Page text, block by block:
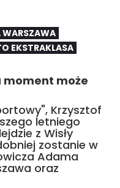
WARSZAWA
EKSTRAKLASA
moment może
Krzysztof
letniego
z Wisły
zostanie w
Adama
oraz